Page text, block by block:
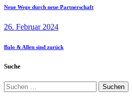
Neue Wege durch neue Partnerschaft
26. Februar 2024
Balo & Allen sind zurück
Suche
Suchen
nach: